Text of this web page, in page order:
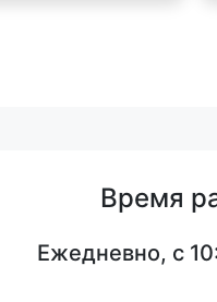
Время
Ежедневно, с